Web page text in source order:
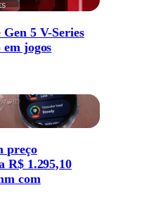
5 V-Series
em jogos
preço
R$ 1.295,10
com